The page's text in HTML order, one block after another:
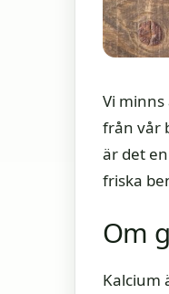
Vi
från vår
är det
friska
Om
Kalcium